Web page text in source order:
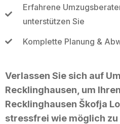
Erfahrene
unterstützen Sie
Komplette Planung &
Verlassen Sie sich auf
Recklinghausen, um
Recklinghausen Škofja
stressfrei wie möglich